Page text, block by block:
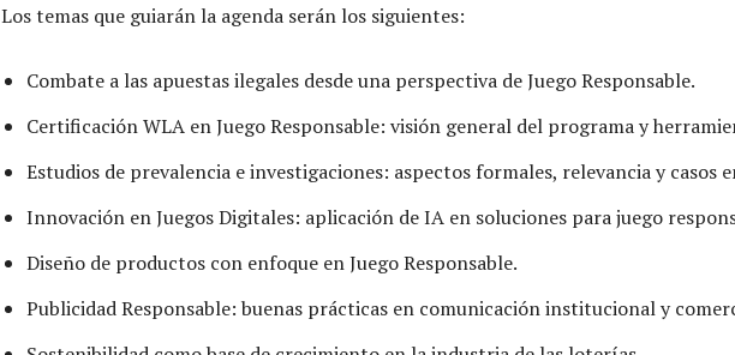
Los temas que guiarán la agenda serán los siguientes:
Combate a las apuestas ilegales desde una perspectiva de Juego Responsable.
Certificación WLA en Juego Responsable: visión general del programa y
Estudios de prevalencia e investigaciones: aspectos formales, relevancia y casos
Innovación en Juegos Digitales: aplicación de IA en soluciones para juego
Diseño de productos con enfoque en Juego Responsable.
Publicidad Responsable: buenas prácticas en comunicación institucional y